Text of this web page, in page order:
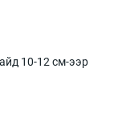
10-12 см-ээр